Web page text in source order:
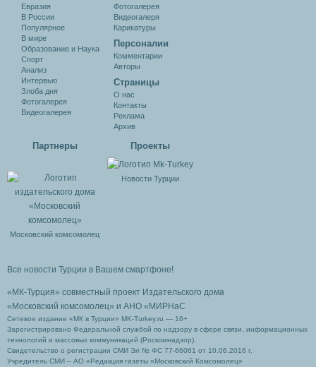
Евразия
В России
Популярное
В мире
Образование и Наука
Спорт
Анализ
Интервью
Злоба дня
Фотогалерея
Видеогалерея
Фотогалерея
Видеогалеря
Карикатуры
Персоналии
Комментарии
Авторы
Cтраницы
О нас
Контакты
Реклама
Архив
Партнеры
Московский комсомолец
Проекты
Новости Турции
Все новости Турции в Вашем смартфоне!
«МК-Турция» совместный проект Издательского дома
«Московский комсомолец» и АНО «МИРНаС
Сетевое издание «МК в Турции» MK-Turkey.ru — 16+
Зарегистрировано Федеральной службой по надзору в сфере связи, информационных
технологий и массовых коммуникаций (Роскомнадзор).
Свидетельство о регистрации СМИ Эл № ФС 77-66061 от 10.06.2016 г.
Учредитель СМИ – АО «Редакция газеты «Московский Комсомолец»